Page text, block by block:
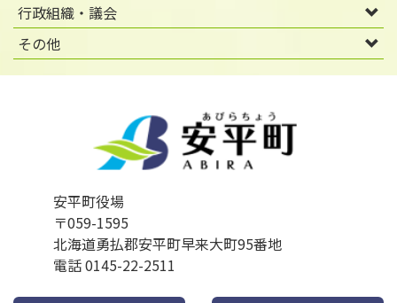
行政組織・議会
その他
安平町役場
〒059-1595
北海道勇払郡安平町早来大町95番地
電話 0145-22-2511